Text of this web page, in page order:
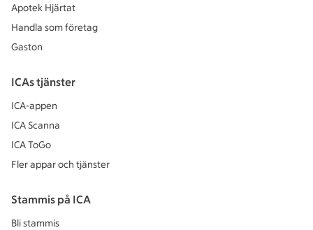
Apotek Hjärtat
Handla som företag
Gaston
ICAs tjänster
ICA-appen
ICA Scanna
ICA ToGo
Fler appar och tjänster
Stammis på ICA
Bli stammis